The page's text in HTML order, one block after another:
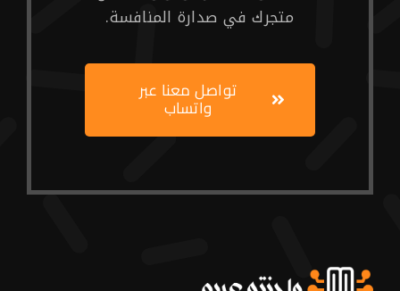
متجرك في صدارة المنافسة.
تواصل معنا عبر
واتساب